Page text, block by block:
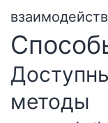
методы